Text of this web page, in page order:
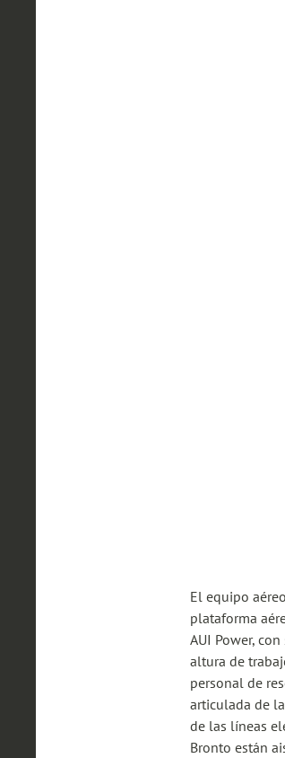
El equipo
plataforma
AUI Power,
altura de
personal de
articulada de
de las líneas
Bronto están